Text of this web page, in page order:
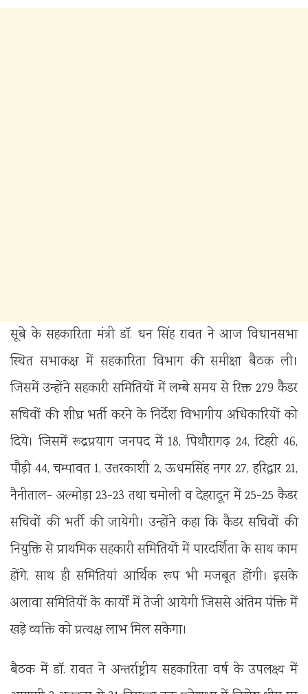
सूबे के सहकारिता मंत्री डॉ. धन सिंह रावत ने आज विधानसभा
स्थित सभाकक्ष में सहकारिता विभाग की समीक्षा बैठक ली।
जिसमें उन्होंने सहकारी समितियों में लम्बे समय से रिक्त 279 कैडर
सचिवों की शीघ्र भर्ती करने के निर्देश विभागीय अधिकारियों को
दिये। जिसमें रूद्रप्रयाग जनपद में 18, पिथौरागढ़ 24, टिहरी 46,
पौड़ी 44, चम्पावत 1, उत्तरकाशी 2, ऊधमसिंह नगर 27, हरिद्वार 21,
नैनीताल- अल्मोड़ा 23-23 तथा चमोली व देहरादून में 25-25 कैडर
सचिवों की भर्ती की जायेगी। उन्होंने कहा कि कैडर सचिवों की
नियुक्ति से प्राथमिक सहकारी समितियों में पारदर्शिता के साथ काम
होंगे, साथ ही समितियां आर्थिक रूप भी मजबूत होंगी। इसके
अलावा समितियों के कार्यों में तेजी आयेगी जिससे अंतिम पंक्ति में
खड़े व्यक्ति को प्रत्यक्ष लाभ मिल सकेगा।
बैठक में डॉ. रावत ने अन्तर्राष्ट्रीय सहकारिता वर्ष के उपलक्ष्य में